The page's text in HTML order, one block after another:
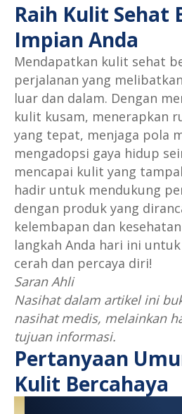
Raih Kulit Sehat
Impian Anda
Mendapatkan kulit sehat
perjalanan yang
luar dan dalam. Dengan
kulit kusam, menerapkan
yang tepat, menjaga pola
mengadopsi gaya hidup
mencapai kulit yang
hadir untuk mendukung
dengan produk yang
kelembapan dan
langkah Anda hari ini
cerah dan percaya diri!
Saran Ahli
Nasihat dalam artikel ini
nasihat medis, melainkan
tujuan informasi.
Pertanyaan
Kulit Bercahaya